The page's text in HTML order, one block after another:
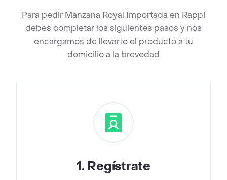
Para pedir Manzana Royal Importada en Rappi
debes completar los siguientes pasos y nos
encargamos de llevarte el producto a tu
domicilio a la brevedad
1. Regístrate